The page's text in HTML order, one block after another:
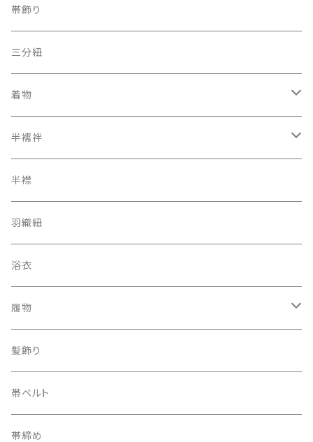
夏帯
京袋帯
レトロ、アンティーク
自装用カラー三重紐
レーシーちゃん
古布
その他
帯飾り
三分紐
着物
オリジナルキモノ
アンティーク レトロ
半襦袢
二部式長襦袢
半襟
羽織紐
浴衣
履物
下駄
髪飾り
帯ベルト
帯締め